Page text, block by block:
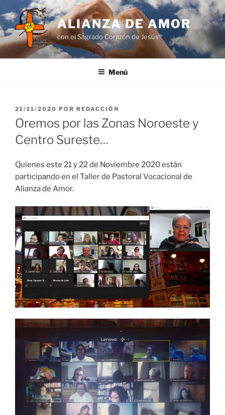
al
contenido
ALIANZA DE AMOR
con el Sagrado Corazón de Jesús®
Menú
PUBLICADO
EL
21/11/2020 POR REDACCIÓN
Oremos por las Zonas Noroeste y
Centro Sureste…
Quienes este 21 y 22 de Noviembre 2020 están
participando en el Taller de Pastoral Vocacional de
Alianza de Amor.